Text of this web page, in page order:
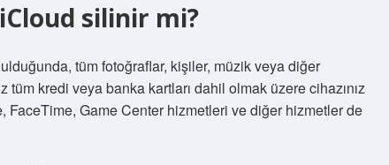
iCloud silinir mi?
tüm fotoğraflar, kişiler, müzik veya diğer
kredi veya banka kartları dahil olmak üzere cihazınız
FaceTime, Game Center hizmetleri ve diğer hizmetler de